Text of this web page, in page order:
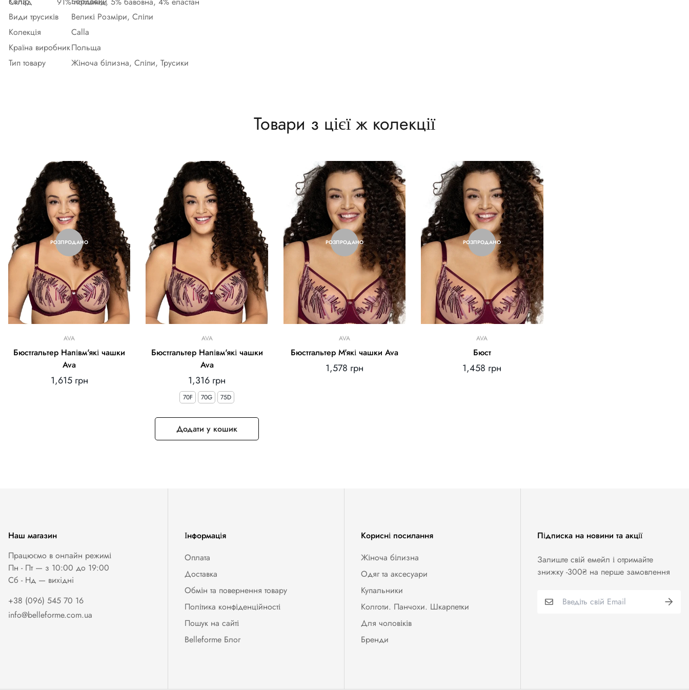
Види трусиків
Великі Розміри, Сліпи
Колекція
Calla
Країна виробникПольща
Тип товару
Жіноча білизна, Сліпи, Трусики
Товари з цієї ж колекції
РОЗПРОДАНО
AVA
Бюстгальтер Напівм'які чашки
Ava
Звичайна
1,615 грн
AVA
Бюстгальтер Напівм'які чашки
Ava
Звичайна
ціна
1,316 грн
70F 70G 75D
Додати у кошик
РОЗПРОДАНО
AVA
Бюстгальтер М'які чашки Ava
Звичайна
1,578 грн
РОЗПРОДАНО
AVA
Бюст
Звичайна
1,458 грн
Наш магазин
Працюємо в онлайн режимі
Пн - Пт — з 10:00 до 19:00
Сб - Нд — вихiднi
+38 (096) 545 70 16
info@belleforme.com.ua
Інформація
Оплата
Доставка
Обмін та повернення товару
Політика конфіденційності
Пошук на сайті
Belleforme Блог
Корисні посилання
Жіноча білизна
Одяг та аксесуари
Купальники
Колготи. Панчохи. Шкарпетки
Для чоловіків
Бренди
Підписка на новини та акції
Залиште свій емейл і отримайте
знижку -300₴ на перше замовлення